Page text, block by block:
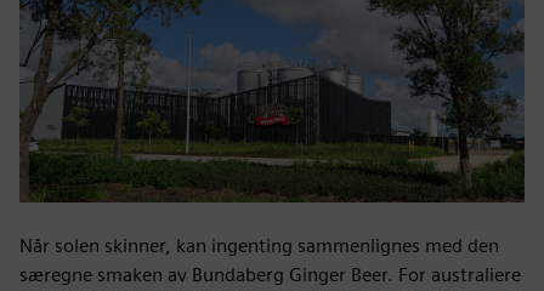
Når solen skinner, kan ingenting sammenlignes med den
særegne smaken av Bundaberg Ginger Beer. For australiere